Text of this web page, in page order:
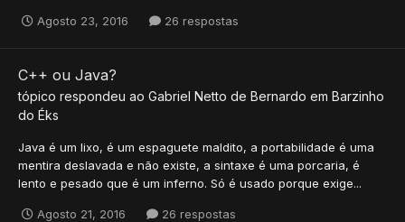
Agosto 23, 2016 26 respostas
C++ ou Java?
tópico respondeu ao Gabriel Netto de Bernardo em Barzinho
do Éks
Java é um lixo, é um espaguete maldito, a portabilidade é uma
mentira deslavada e não existe, a sintaxe é uma porcaria, é
lento e pesado que é um inferno. Só é usado porque exige...
Agosto 21, 2016 26 respostas